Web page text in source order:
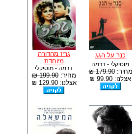
כנר על הגג
מוסיקלי - דרמה
מחיר:179.90 ₪
אצלנו: 99.90 ₪
גריז מהדורה
מיוחדת
דרמה - מוסיקלי
מחיר:199.90 ₪
אצלנו: 129.90 ₪